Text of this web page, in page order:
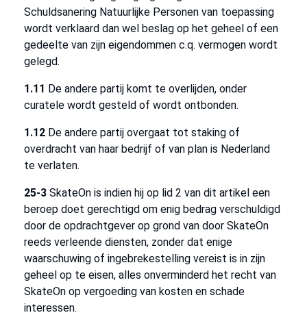
Schuldsanering Natuurlijke Personen van toepassing
wordt verklaard dan wel beslag op het geheel of een
gedeelte van zijn eigendommen c.q. vermogen wordt
gelegd.
1.11 De andere partij komt te overlijden, onder
curatele wordt gesteld of wordt ontbonden.
1.12 De andere partij overgaat tot staking of
overdracht van haar bedrijf of van plan is Nederland
te verlaten.
25-3 SkateOn is indien hij op lid 2 van dit artikel een
beroep doet gerechtigd om enig bedrag verschuldigd
door de opdrachtgever op grond van door SkateOn
reeds verleende diensten, zonder dat enige
waarschuwing of ingebrekestelling vereist is in zijn
geheel op te eisen, alles onverminderd het recht van
SkateOn op vergoeding van kosten en schade
interessen.